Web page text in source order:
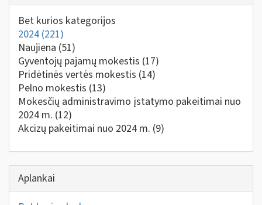
Bet kurios kategorijos
2024 (221)
Naujiena (51)
Gyventojų pajamų mokestis (17)
Pridėtinės vertės mokestis (14)
Pelno mokestis (13)
Mokesčių administravimo įstatymo pakeitimai nuo
2024 m. (12)
Akcizų pakeitimai nuo 2024 m. (9)
Aplankai